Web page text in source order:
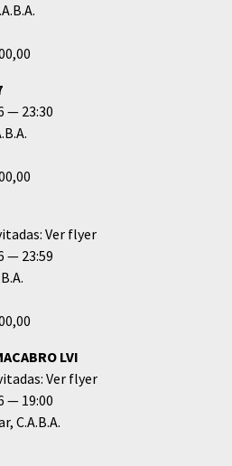
23:30
Ver flyer
23:59
LVI
Ver flyer
19:00
C.A.B.A.